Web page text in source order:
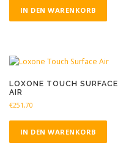
IN DEN WARENKORB
LOXONE TOUCH SURFACE
AIR
€251,70
IN DEN WARENKORB